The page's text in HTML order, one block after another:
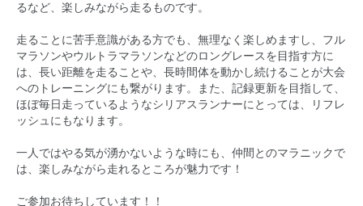
るなど、楽しみながら走るものです。
走ることに苦手意識がある方でも、無理なく楽しめますし、フル
マラソンやウルトラマラソンなどのロングレースを目指す方に
は、長い距離を走ることや、長時間体を動かし続けることが大会
へのトレーニングにも繋がります。また、記録更新を目指して、
ほぼ毎日走っているようなシリアスランナーにとっては、リフレ
ッシュにもなります。
一人ではやる気が湧かないような時にも、仲間とのマラニックで
は、楽しみながら走れるところが魅力です！
ご参加お待ちしています！！